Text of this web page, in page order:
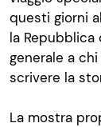
questi giorni
la
generale a
scrivere la
La mostra